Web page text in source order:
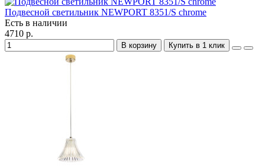
Подвесной светильник NEWPORT 8351/S chrome
Есть в наличии
4710 р.
В корзину Купить в 1 клик